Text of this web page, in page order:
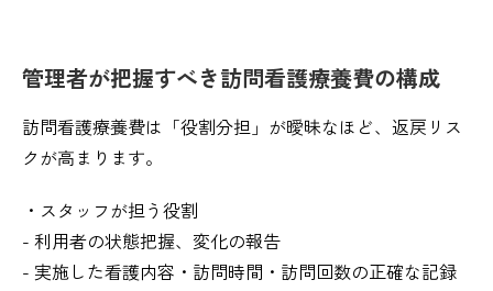
管理者が把握すべき訪問看護療養費の構成
訪問看護療養費は「役割分担」が曖昧なほど、返戻リス
クが高まります。
・スタッフが担う役割
- 利用者の状態把握、変化の報告
- 実施した看護内容・訪問時間・訪問回数の正確な記録